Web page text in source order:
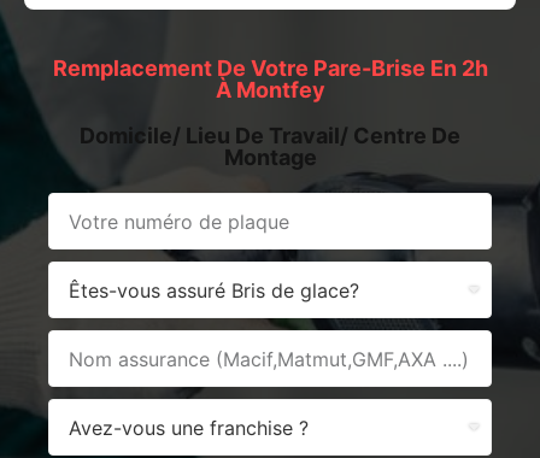
Remplacement De Votre Pare-Brise En 2h
À Montfey
Domicile/ Lieu De Travail/ Centre De
Montage